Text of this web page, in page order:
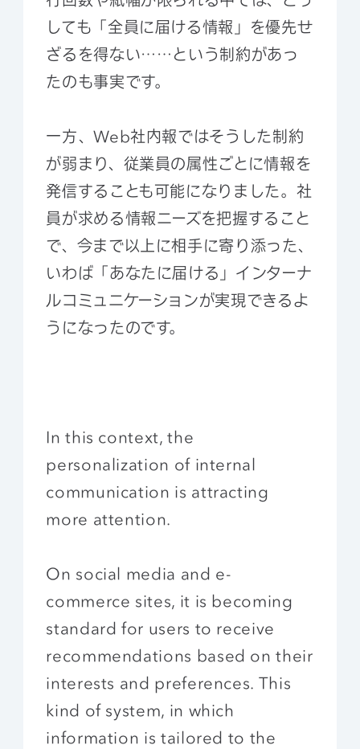
しても「全員に届ける情報」を優先せ
ざるを得ない……という制約があっ
たのも事実です。
一方、Web社内報ではそうした制約
が弱まり、従業員の属性ごとに情報を
発信することも可能になりました。社
員が求める情報ニーズを把握すること
で、今まで以上に相手に寄り添った、
いわば「あなたに届ける」インターナ
ルコミュニケーションが実現できるよ
うになったのです。
In this context, the
personalization of internal
communication is attracting
more attention.
On social media and e-
commerce sites, it is becoming
standard for users to receive
recommendations based on their
interests and preferences. This
kind of system, in which
information is tailored to the